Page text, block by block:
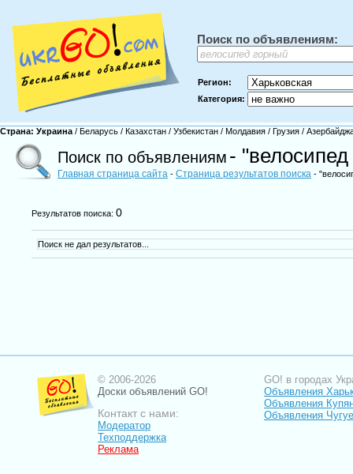
Поиск по объявлениям:
Регион:
Категория:
Страна: Украина / Беларусь / Казахстан / Узбекистан / Молдавия / Грузия /
Поиск по объявлениям -
Главная страница сайта - Страница результатов поиска -
Результатов поиска: 0
Поиск не дал результатов...
© 2006-2026
Доски объявлений GO!
Контакт с нами:
Модератор
Техподдержка
Реклама
GO! в городах
Объявления
Объявления
Объявления